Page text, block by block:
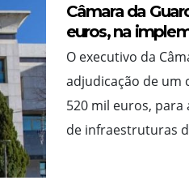
Câmara da
euros, na
infraestruturas
município
O executivo da
adjudicação de um
520 mil euros,
de infraestruturas